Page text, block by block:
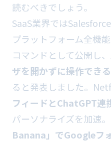
読むべきでしょう。
SaaS業界では
プラットフォーム全機
コマンドとして公開し、
ザを開かずに操作でき
ると発表しました。
フィードとChatGPT連
パーソナライズを加速。
Banana」でGoogleフ